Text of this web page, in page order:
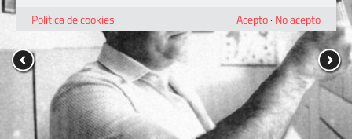
Política de cookies
Acepto· No acepto